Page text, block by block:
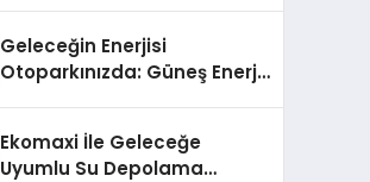
Geleceğin Enerjisi
Otoparkınızda: Güneş Enerjili
Ekomaxi İle Geleceğe
Uyumlu Su Depolama